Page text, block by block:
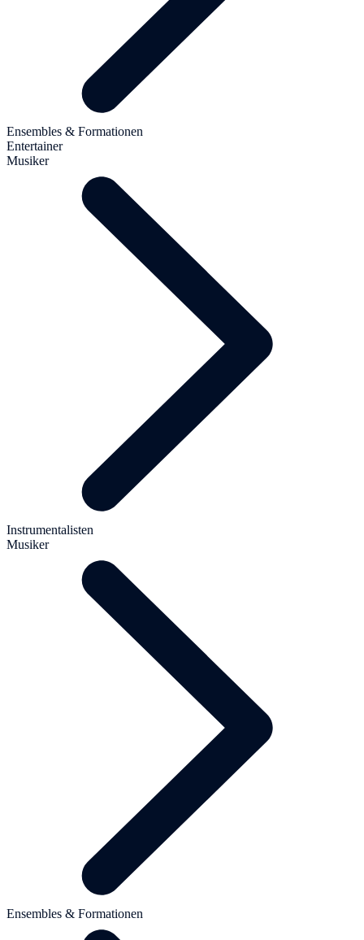
Ensembles & Formationen
Entertainer
Musiker
Instrumentalisten
Musiker
Ensembles & Formationen